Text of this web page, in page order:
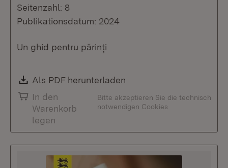
Seitenzahl: 8
Publikationsdatum: 2024
Un ghid pentru părinți
Download:
Als PDF herunterladen
In den
Warenkorb
legen
Bitte akzeptieren Sie die technisch
notwendigen Cookies